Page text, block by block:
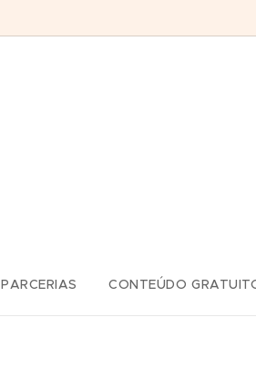
PARCERIAS CONTEÚDO